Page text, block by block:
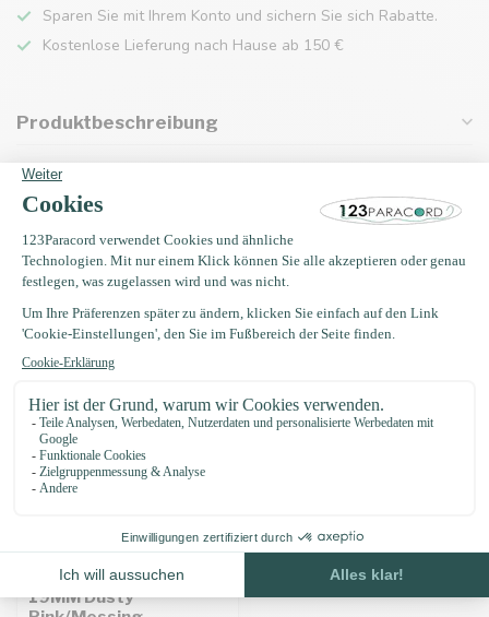
Sparen Sie mit Ihrem Konto und sichern Sie sich Rabatte.
Kostenlose Lieferung nach Hause ab 150 €
Produktbeschreibung
Eigenschaften
Zuletzt angesehen
Biothane adapter
19MM Dusty